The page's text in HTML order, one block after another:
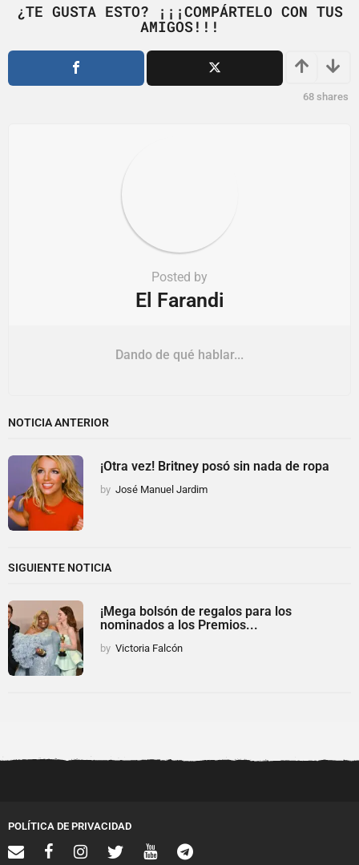
i
o
¿TE GUSTA ESTO? ¡¡¡COMPÁRTELO CON TUS
AMIGOS!!!
68 shares
Posted by
El Farandi
Dando de qué hablar...
NOTICIA ANTERIOR
¡Otra vez! Britney posó sin nada de ropa
by José Manuel Jardim
SIGUIENTE NOTICIA
¡Mega bolsón de regalos para los
nominados a los Premios...
by Victoria Falcón
POLÍTICA DE PRIVACIDAD